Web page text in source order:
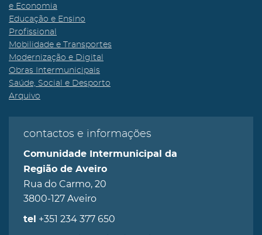
e Economia
Educação e Ensino
Profissional
Mobilidade e Transportes
Modernização e Digital
Obras Intermunicipais
Saúde, Social e Desporto
Arquivo
contactos e informações
Comunidade Intermunicipal da
Região de Aveiro
Rua do Carmo, 20
3800-127 Aveiro
tel +351 234 377 650